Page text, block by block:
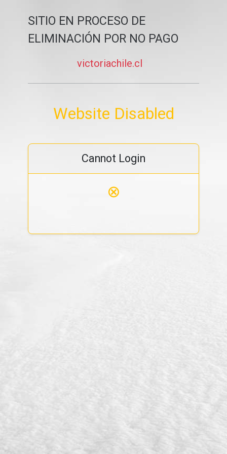
SITIO EN PROCESO DE
ELIMINACIÓN POR NO PAGO
victoriachile.cl
Website Disabled
Cannot Login
⊗